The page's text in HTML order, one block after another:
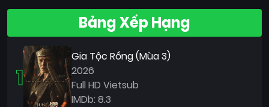
Bảng Xếp Hạng
1
Gia Tộc Rồng (Mùa 3)
2026
Full HD Vietsub
IMDb: 8.3